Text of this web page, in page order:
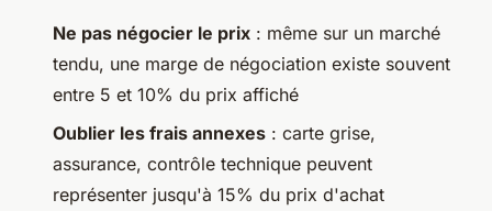
Ne pas négocier le prix : même sur un marché
tendu, une marge de négociation existe souvent
entre 5 et 10% du prix affiché
Oublier les frais annexes : carte grise,
assurance, contrôle technique peuvent
représenter jusqu'à 15% du prix d'achat